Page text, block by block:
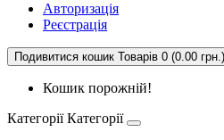
Авторизація
Реєстрація
Подивитися кошик Товарів 0 (0.00 грн.)
Кошик порожній!
Категорії Категорії